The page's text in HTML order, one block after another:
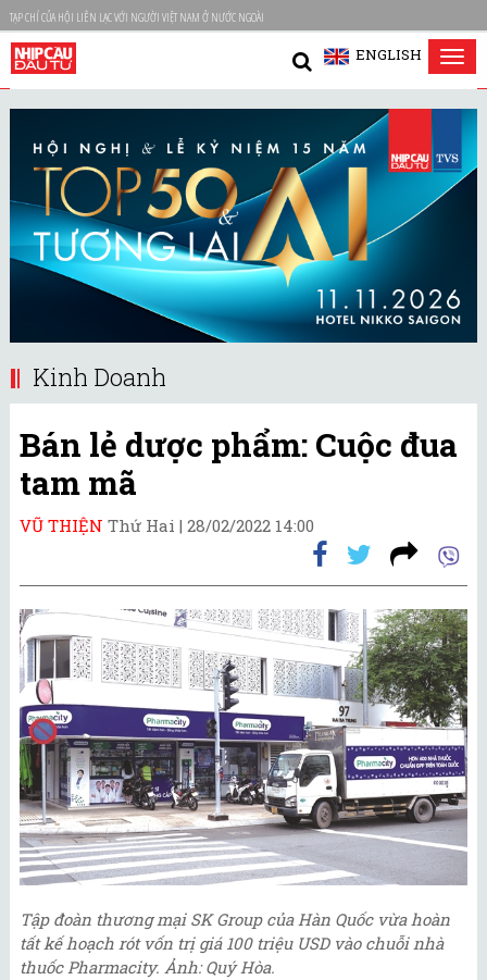
TẠP CHÍ CỦA HỘI LIÊN LẠC VỚI NGƯỜI VIỆT NAM Ở NƯỚC NGOÀI
ENGLISH
Kinh Doanh
Bán lẻ dược phẩm: Cuộc đua
tam mã
VŨ THIỆN Thứ Hai | 28/02/2022 14:00
Tập đoàn thương mại SK Group của Hàn Quốc vừa hoàn
tất kế hoạch rót vốn trị giá 100 triệu USD vào chuỗi nhà
thuốc Pharmacity. Ảnh: Quý Hòa.